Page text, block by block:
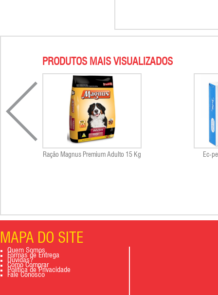
PRODUTOS MAIS VISUALIZADOS
Ração Magnus Premium Adulto 15 Kg Ec-
MAPA DO SITE
Quem Somos
Formas de Entrega
Dúvidas?
Como Comprar
Política de Privacidade
Fale Conosco